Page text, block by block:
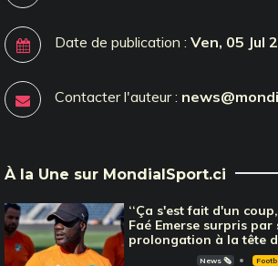
Date de publication : Ven, 05 Jul
Contacter l'auteur :
À la Une sur MondialSport.ci
‘‘Ça s'est fait d'un
Faé Emerse surpris par
prolongation à la tête
News 🗞️